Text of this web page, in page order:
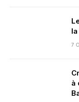
7
à